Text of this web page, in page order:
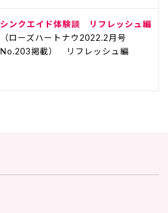
シンクエイド体験談 リフレッシュ編
（ローズハートナウ2022.2月号
No.203掲載） リフレッシュ編